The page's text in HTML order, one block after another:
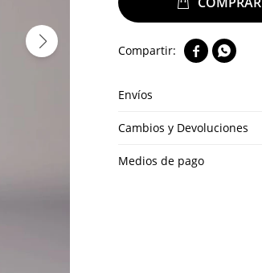
 
Envíos
Cambios y Devoluciones
Medios de pago